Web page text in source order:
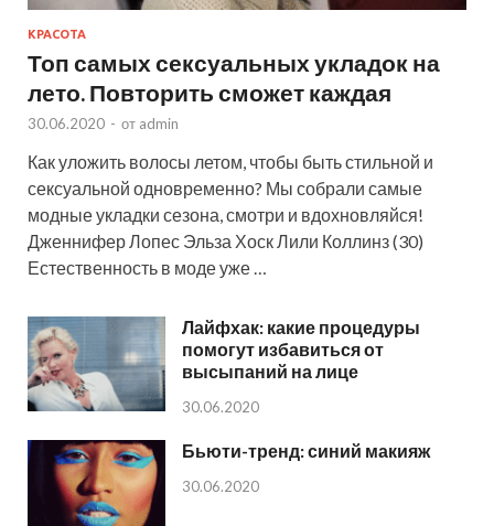
КРАСОТА
Топ самых сексуальных укладок на
лето. Повторить сможет каждая
30.06.2020 - от admin
Как уложить волосы летом, чтобы быть стильной и
сексуальной одновременно? Мы собрали самые
модные укладки сезона, смотри и вдохновляйся!
Дженнифер Лопес Эльза Хоск Лили Коллинз (30)
Естественность в моде уже …
Лайфхак: какие процедуры
помогут избавиться от
высыпаний на лице
30.06.2020
Бьюти-тренд: синий макияж
30.06.2020